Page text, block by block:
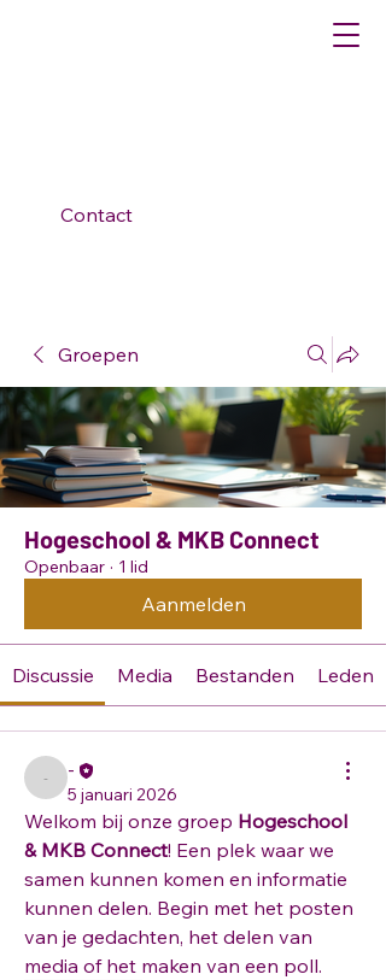
Contact
Groepen
Hogeschool & MKB Connect
Openbaar · 1 lid
Aanmelden
Discussie Media Bestanden Leden
-
5 januari 2026
Welkom bij onze groep Hogeschool
& MKB Connect! Een plek waar we
samen kunnen komen en informatie
kunnen delen. Begin met het posten
van je gedachten, het delen van
media of het maken van een poll.